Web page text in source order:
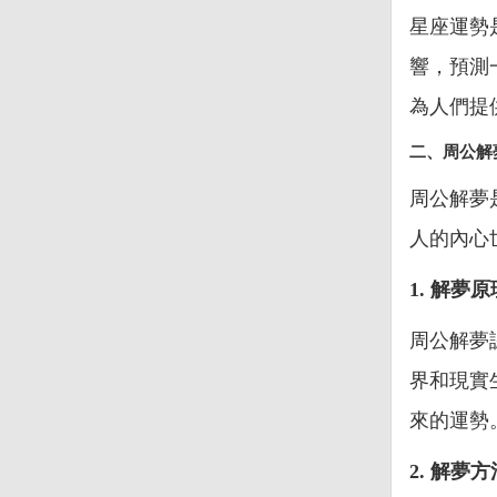
星座運勢
響，預測
為人們提
二、周公
周公解夢
人的內心
1. 解夢原
周公解夢
界和現實
來的運勢
2. 解夢方